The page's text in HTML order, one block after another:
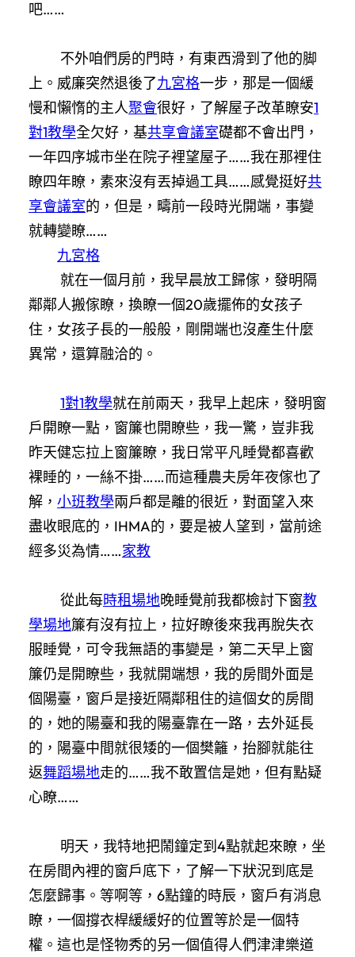
吧……
不外咱們房的門時，有東西滑到了他的脚
上。威廉突然退後了九宮格一步，那是一個緩
慢和懶惰的主人聚會很好，了解屋子改革瞭安1
對1教學全欠好，基共享會議室礎都不會出門，
一年四序城市坐在院子裡望屋子……我在那裡住
瞭四年瞭，素來沒有丟掉過工具……感覺挺好共
享會議室的，但是，疇前一段時光開端，事變
就轉變瞭……
九宮格
就在一個月前，我早晨放工歸傢，發明隔
鄰鄰人搬傢瞭，換瞭一個20歲擺佈的女孩子
住，女孩子長的一般般，剛開端也沒產生什麼
異常，還算融洽的。
1對1教學就在前兩天，我早上起床，發明窗
戶開瞭一點，窗簾也開瞭些，我一驚，豈非我
昨天健忘拉上窗簾瞭，我日常平凡睡覺都喜歡
裸睡的，一絲不掛……而這種農夫房年夜傢也了
解， 小班教學兩戶都是離的很近，對面望入來
盡收眼底的，IHMA的，要是被人望到，當前途
經多災為情……家教
從此每時租場地晚睡覺前我都檢討下窗教
學場地簾有沒有拉上，拉好瞭後來我再脫失衣
服睡覺，可令我無語的事變是，第二天早上窗
簾仍是開瞭些，我就開端想，我的房間外面是
個陽臺，窗戶是接近隔鄰租住的這個女的房間
的，她的陽臺和我的陽臺靠在一路，去外延長
的，陽臺中間就很矮的一個樊籬，抬腳就能往
返舞蹈場地走的……我不敢置信是她，但有點疑
心瞭……
明天，我特地把鬧鐘定到4點就起來瞭，坐
在房間內裡的窗戶底下，了解一下狀況到底是
怎麼歸事。等啊等，6點鐘的時辰，窗戶有消息
瞭，一個撐衣桿緩緩好的位置等於是一個特
權。這也是怪物秀的另一個值得人們津津樂道